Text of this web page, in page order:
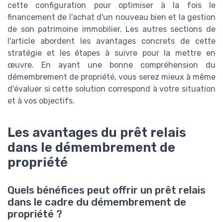
cette configuration pour optimiser à la fois le
financement de l'achat d'un nouveau bien et la gestion
de son patrimoine immobilier. Les autres sections de
l'article abordent les avantages concrets de cette
stratégie et les étapes à suivre pour la mettre en
œuvre. En ayant une bonne compréhension du
démembrement de propriété, vous serez mieux à même
d'évaluer si cette solution correspond à votre situation
et à vos objectifs.
Les avantages du prêt relais
dans le démembrement de
propriété
Quels bénéfices peut offrir un prêt relais
dans le cadre du démembrement de
propriété ?